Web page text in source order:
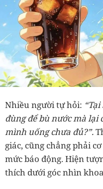
Nhiều người tự hỏi:
đùng để bù nước mà lại
mình uống chưa đủ?”.
giác, cũng chẳng phải
mức báo động. Hiện
thích dưới góc nhìn